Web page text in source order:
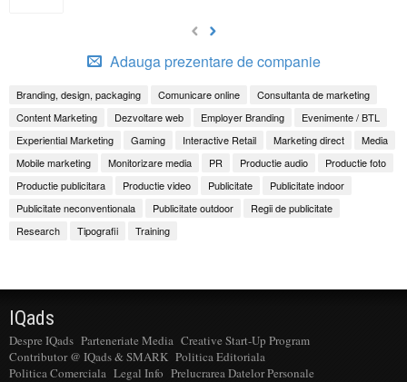
Adauga prezentare de companie
Branding, design, packaging Comunicare online
Consultanta de marketing
Content Marketing
Dezvoltare web Employer Branding
Evenimente / BTL
Experiential Marketing
Gaming Interactive Retail Marketing direct
Media
Mobile marketing
Monitorizare media PR Productie audio
Productie foto
Productie publicitara
Productie video Publicitate
Publicitate indoor
Publicitate neconventionala
Publicitate outdoor
Regii de publicitate
Research
Tipografii Training
IQads
Despre IQads Parteneriate Media Creative Start-Up Program
Contributor @ IQads & SMARK Politica Editoriala
Politica Comerciala Legal Info Prelucrarea Datelor Personale